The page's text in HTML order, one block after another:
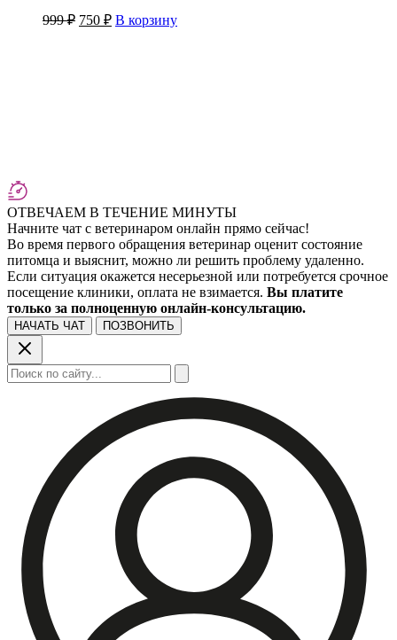
999₽ Первоначальная
750 ₽Текущая
цена:
В корзину
ОТВЕЧАЕМ В ТЕЧЕНИЕ МИНУТЫ
Начните чат с ветеринаром онлайн прямо сейчас!
Во время первого обращения ветеринар оценит состояние
питомца и выяснит, можно ли решить проблему удаленно.
Если ситуация окажется несерьезной или потребуется срочное
посещение клиники, оплата не взимается. Вы платите
только за полноценную онлайн-консультацию.
НАЧАТЬ ЧАТ ПОЗВОНИТЬ
Поиск: